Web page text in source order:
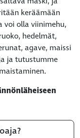
keräämään
voi olla viinimehu,
hedelmät,
agave, maissi
ja tutustumme